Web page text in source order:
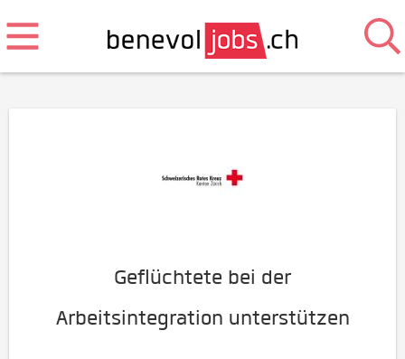
Geflüchtete bei der
Arbeitsintegration unterstützen